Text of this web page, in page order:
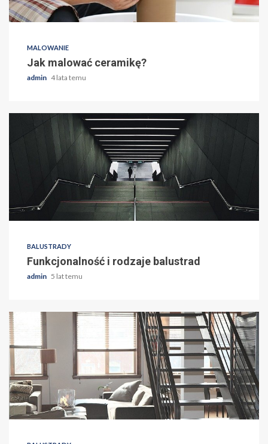
MALOWANIE
Jak malować ceramikę?
admin 4 lata temu
BALUSTRADY
Funkcjonalność i rodzaje balustrad
admin 5 lat temu